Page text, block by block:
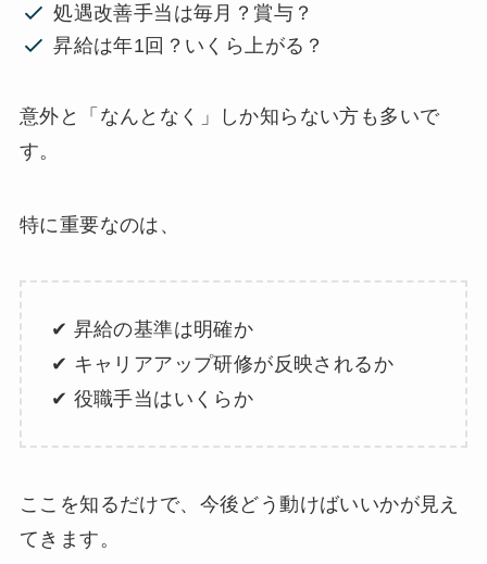
処遇改善手当は毎月？賞与？
昇給は年1回？いくら上がる？
意外と「なんとなく」しか知らない方も多いで
す。
特に重要なのは、
✔ 昇給の基準は明確か
✔ キャリアアップ研修が反映されるか
✔ 役職手当はいくらか
ここを知るだけで、今後どう動けばいいかが見え
てきます。